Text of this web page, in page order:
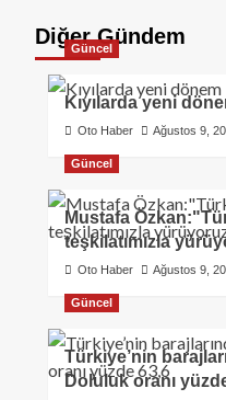
Diğer Gündem
Güncel
Kıyılarda yeni
Oto Haber Ağustos 9,
Güncel
Mustafa
teşkilatımızla
Oto Haber Ağustos 9,
Güncel
Türkiye’nin
Doluluk oranı